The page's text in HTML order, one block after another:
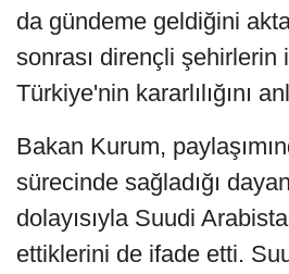
da gündeme geldiğini
sonrası dirençli şehirlerin
Türkiye'nin kararlılığını
Bakan Kurum,
sürecinde sağladığı
dolayısıyla Suudi
ettiklerini de ifade etti.